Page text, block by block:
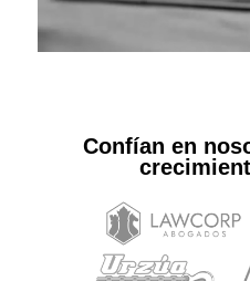
Confían en